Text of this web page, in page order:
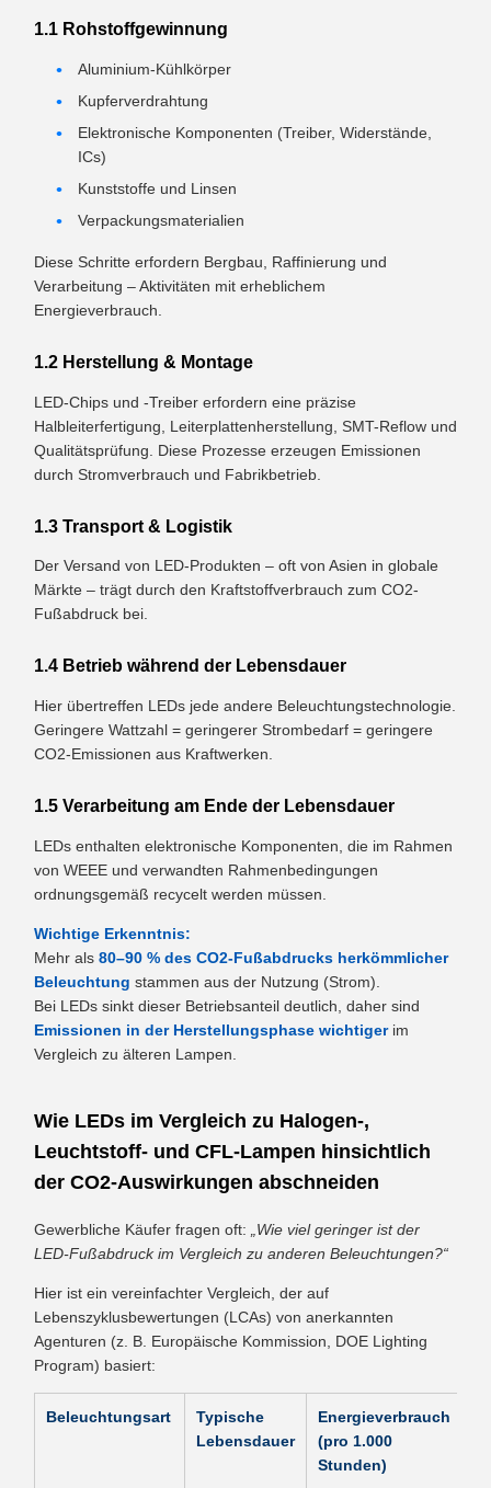
1.1 Rohstoffgewinnung
Aluminium-Kühlkörper
Kupferverdrahtung
Elektronische Komponenten (Treiber, Widerstände,
ICs)
Kunststoffe und Linsen
Verpackungsmaterialien
Diese Schritte erfordern Bergbau, Raffinierung und
Verarbeitung – Aktivitäten mit erheblichem
Energieverbrauch.
1.2 Herstellung & Montage
LED-Chips und -Treiber erfordern eine präzise
Halbleiterfertigung, Leiterplattenherstellung, SMT-Reflow und
Qualitätsprüfung. Diese Prozesse erzeugen Emissionen
durch Stromverbrauch und Fabrikbetrieb.
1.3 Transport & Logistik
Der Versand von LED-Produkten – oft von Asien in globale
Märkte – trägt durch den Kraftstoffverbrauch zum CO2-
Fußabdruck bei.
1.4 Betrieb während der Lebensdauer
Hier übertreffen LEDs jede andere Beleuchtungstechnologie.
Geringere Wattzahl = geringerer Strombedarf = geringere
CO2-Emissionen aus Kraftwerken.
1.5 Verarbeitung am Ende der Lebensdauer
LEDs enthalten elektronische Komponenten, die im Rahmen
von WEEE und verwandten Rahmenbedingungen
ordnungsgemäß recycelt werden müssen.
Wichtige Erkenntnis:
Mehr als 80–90 % des CO2-Fußabdrucks herkömmlicher
Beleuchtung stammen aus der Nutzung (Strom).
Bei LEDs sinkt dieser Betriebsanteil deutlich, daher sind
Emissionen in der Herstellungsphase wichtigerim
Vergleich zu älteren Lampen.
Wie LEDs im Vergleich zu Halogen-,
Leuchtstoff- und CFL-Lampen hinsichtlich
der CO2-Auswirkungen abschneiden
Gewerbliche Käufer fragen oft:
„Wie viel geringer ist der
LED-Fußabdruck im Vergleich zu anderen Beleuchtungen?“
Hier ist ein vereinfachter Vergleich, der auf
Lebenszyklusbewertungen (LCAs) von anerkannten
Agenturen (z. B. Europäische Kommission, DOE Lighting
Program) basiert:
Beleuchtungsart
Typische
Lebensdauer
Energieverbrauch
(pro 1.000
Stunden)